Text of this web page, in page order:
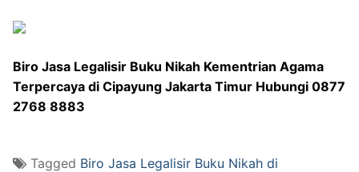
Biro Jasa Legalisir Buku Nikah Kementrian Agama
Terpercaya di Cipayung Jakarta Timur Hubungi 0877
2768 8883
Tagged Biro Jasa Legalisir Buku Nikah di